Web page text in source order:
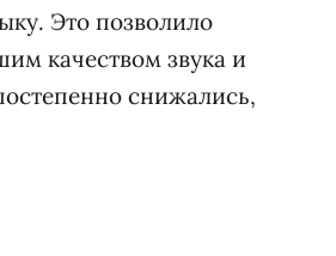
Это позволило
качеством звука и
снижались,